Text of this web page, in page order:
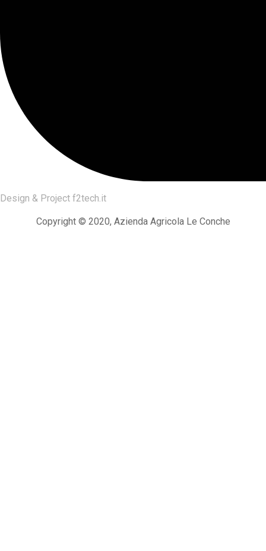
Design & Project f2tech.it
Copyright © 2020, Azienda Agricola Le Conche